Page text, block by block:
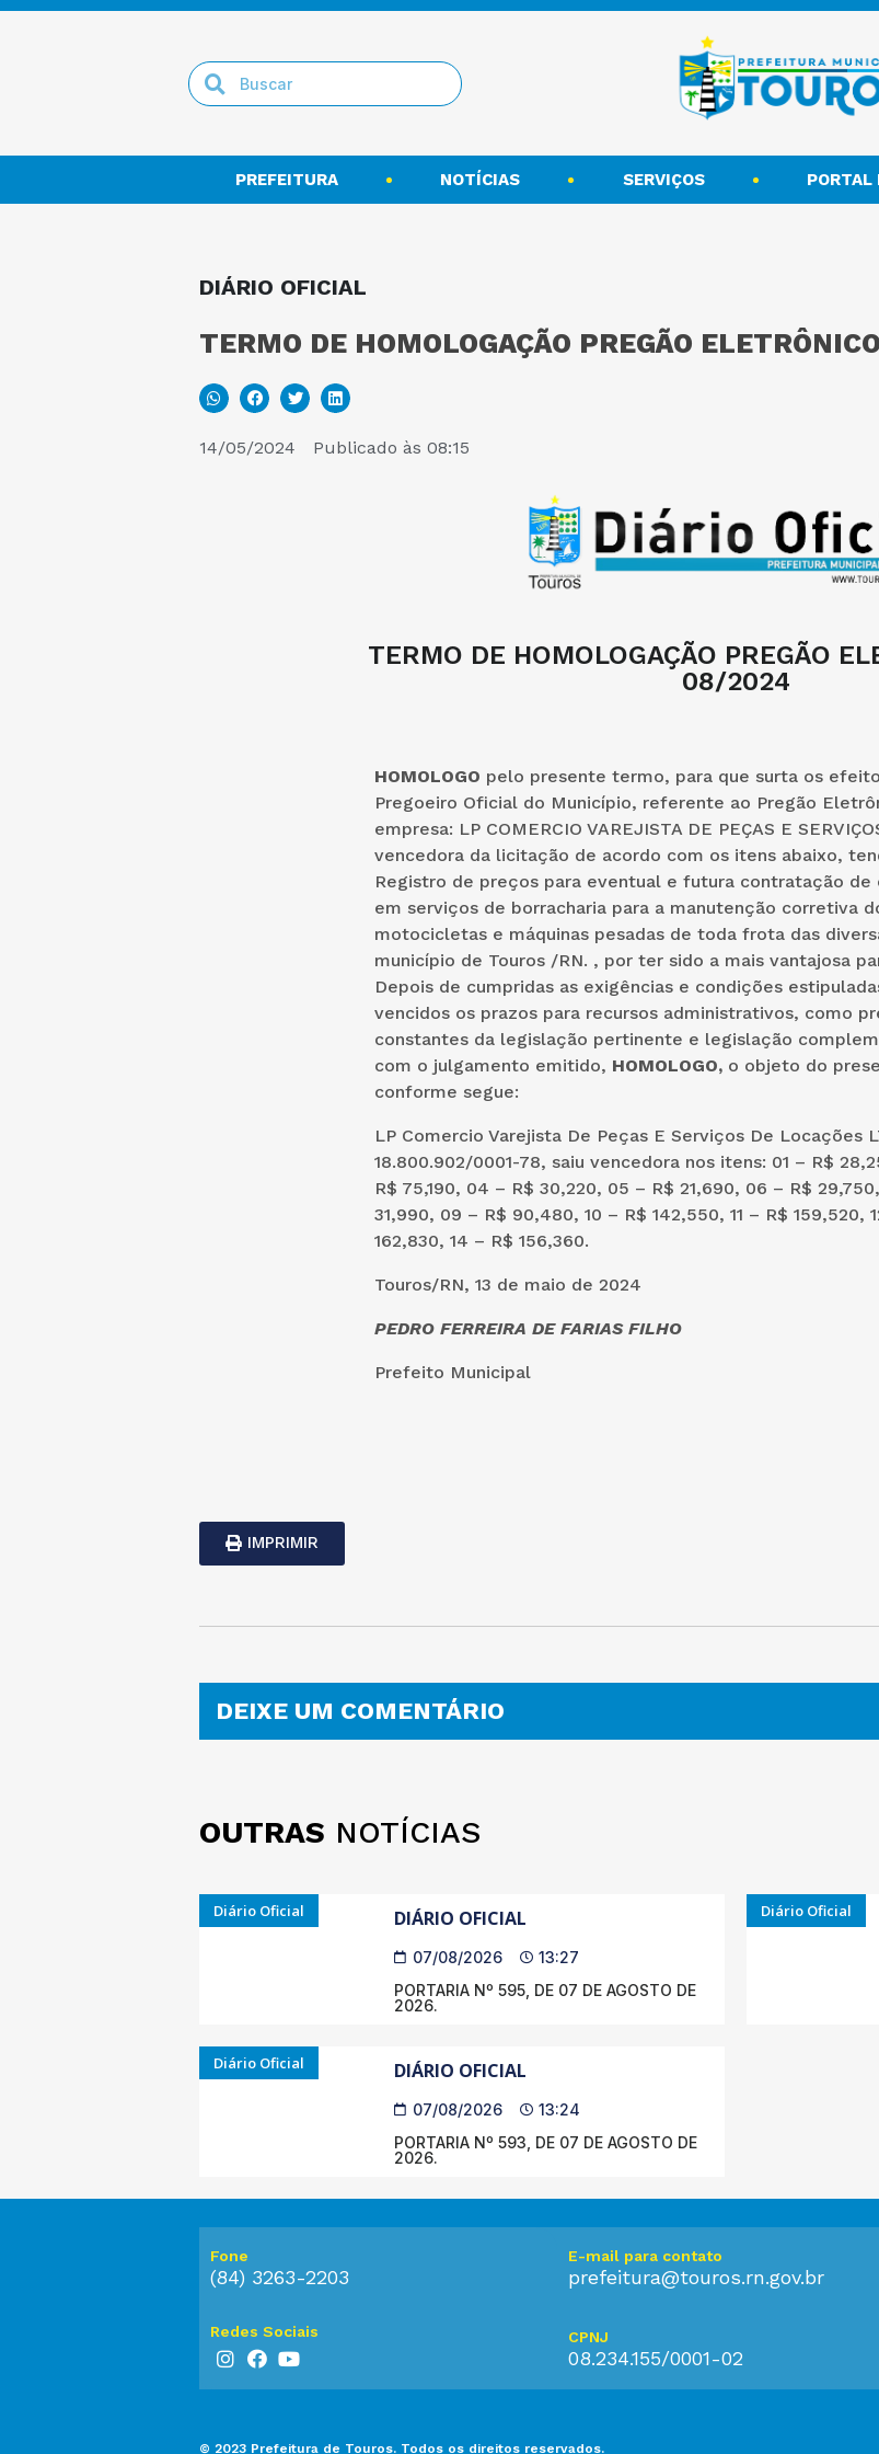
PREFEITURA NOTÍCIAS SERVIÇOS PORTAL
DIÁRIO OFICIAL
TERMO DE HOMOLOGAÇÃO PREGÃO
14/05/2024 Publicado às 08:15
TERMO DE HOMOLOGAÇÃO PREGÃO
08/2024
HOMOLOGO pelo presente termo, para que surta os
Pregoeiro Oficial do Município, referente ao Pregão
empresa: LP COMERCIO VAREJISTA DE PEÇAS E
vencedora da licitação de acordo com os itens abaixo,
Registro de preços para eventual e futura contratação de
em serviços de borracharia para a manutenção corretiva
motocicletas e máquinas pesadas de toda frota das
município de Touros /RN. , por ter sido a mais vantajosa
Depois de cumpridas as exigências e condições
vencidos os prazos para recursos administrativos, como
constantes da legislação pertinente e legislação
com o julgamento emitido, HOMOLOGO,o objeto do
conforme segue:
LP Comercio Varejista De Peças E Serviços De Locações
18.800.902/0001-78, saiu vencedora nos itens: 01 – R$
R$ 75,190, 04 – R$ 30,220, 05 – R$ 21,690, 06 – R$
31,990, 09 – R$ 90,480, 10 – R$ 142,550, 11 – R$ 159,520,
162,830, 14 – R$ 156,360.
Touros/RN, 13 de maio de 2024
PEDRO FERREIRA DE FARIAS FILHO
Prefeito Municipal
IMPRIMIR
DEIXE UM COMENTÁRIO
OUTRAS NOTÍCIAS
Diário Oficial DIÁRIO OFICIAL
07/08/2026
13:27
PORTARIA Nº 595, DE 07 DE AGOSTO DE
2026.
Diário Oficial
Diário Oficial DIÁRIO OFICIAL
07/08/2026
13:24
PORTARIA Nº 593, DE 07 DE AGOSTO DE
2026.
Fone
(84) 3263-2203
E-mail para contato
prefeitura@touros.rn.gov.br
Redes Sociais CPNJ
08.234.155/0001-02
© 2023 Prefeitura de Touros. Todos os direitos reservados.